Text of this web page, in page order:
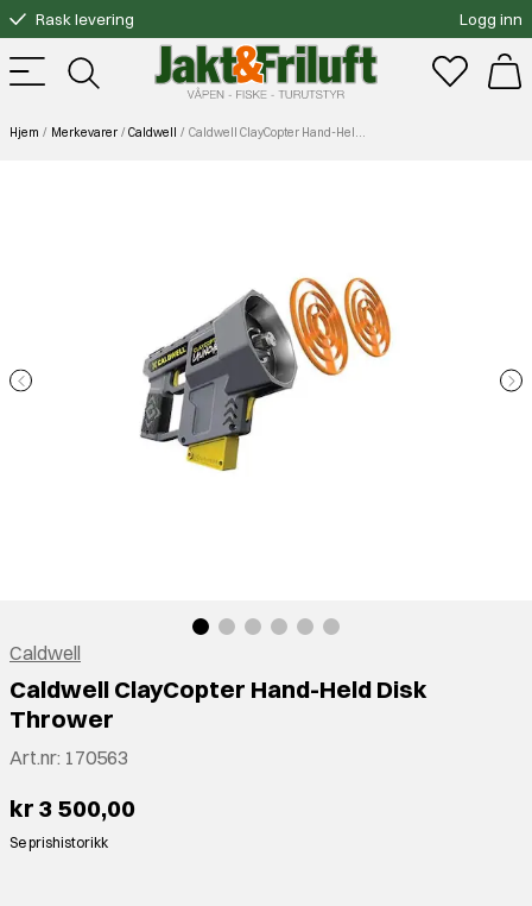
Rask levering
Gratis bytte
Fri frakt over 3000.-
Logg inn
Hjem Merkevarer Caldwell Caldwell ClayCopter Hand-Held Disk Thrower
Caldwell
Caldwell ClayCopter Hand-Held Disk
Thrower
Art.nr: 170563
kr 3 500,00
Se prishistorikk